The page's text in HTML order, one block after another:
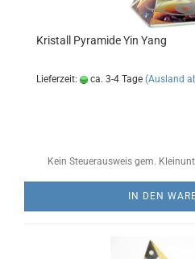
Kristall Pyramide Yin Yang
Lieferzeit: ca. 3-4 Tage (Ausland
Kein Steuerausweis gem.
IN DEN